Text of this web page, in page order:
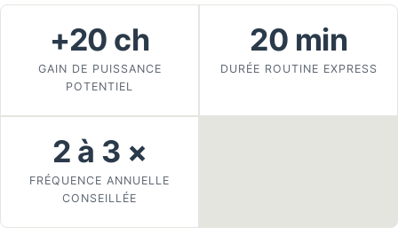
+20 ch
GAIN DE PUISSANCE
POTENTIEL
20 min
DURÉE ROUTINE EXPRESS
2 à 3 ×
FRÉQUENCE ANNUELLE
CONSEILLÉE